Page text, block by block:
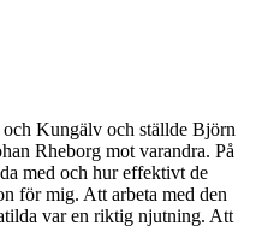
Kungälv och ställde Björn
Rheborg mot varandra. På
med och hur effektivt de
för mig. Att arbeta med den
var en riktig njutning. Att